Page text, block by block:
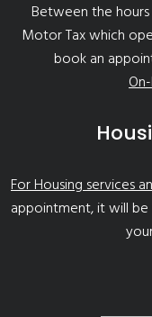
Between the
Motor Tax which
book an
For Housing services
appointment, it will